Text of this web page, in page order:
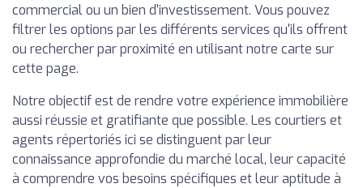
commercial ou un bien d'investissement. Vous pouvez
filtrer les options par les différents services qu'ils offrent
ou rechercher par proximité en utilisant notre carte sur
cette page.
Notre objectif est de rendre votre expérience immobilière
aussi réussie et gratifiante que possible. Les courtiers et
agents répertoriés ici se distinguent par leur
connaissance approfondie du marché local, leur capacité
à comprendre vos besoins spécifiques et leur aptitude à